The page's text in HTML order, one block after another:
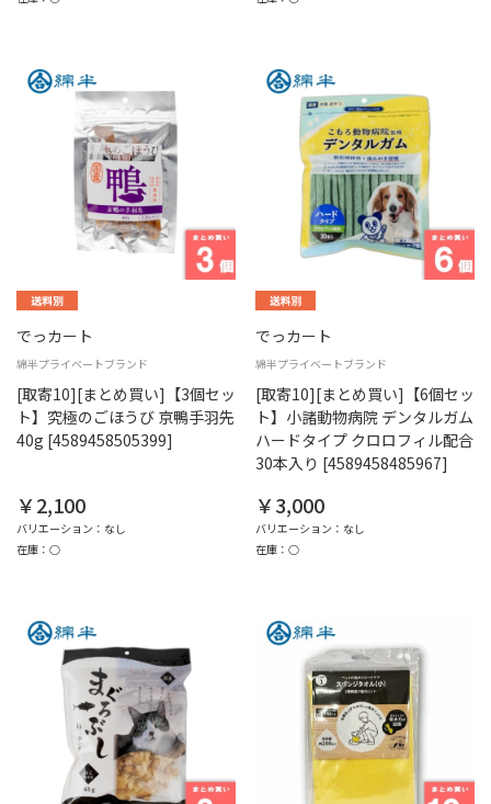
でっカート
綿半プライベートブランド
[取寄10][まとめ買い]【3個セッ
ト】究極のごほうび 京鴨手羽先
40g [4589458505399]
￥2,100
バリエーション：なし
在庫：○
でっカート
綿半プライベートブランド
[取寄10][まとめ買い]【6個セッ
ト】小諸動物病院 デンタルガム
ハードタイプ クロロフィル配合
30本入り [4589458485967]
￥3,000
バリエーション：なし
在庫：○